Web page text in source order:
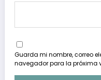
Guarda mi nombre, correo
navegador para la próxima